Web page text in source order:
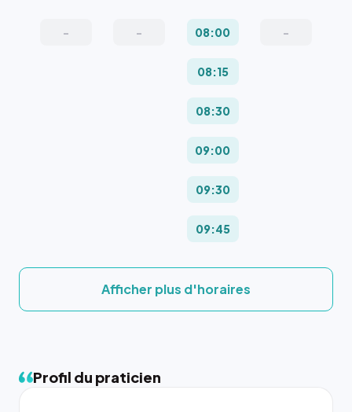
- - 08:00
08:15
08:30
09:00
09:30
09:45
-
Afficher plus d'horaires
Profil du praticien